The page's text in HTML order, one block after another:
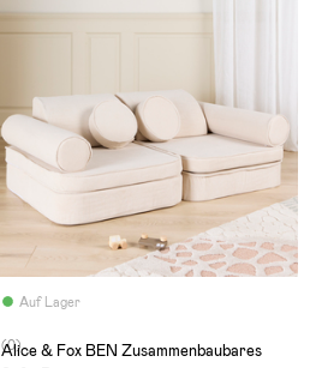
Auf Lager
(0)
Alice & Fox BEN Zusammenbaubares